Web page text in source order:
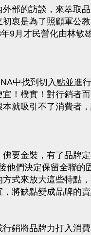
部的訪談，來萃取
衷是為了照顧軍公
9月才民營化由林敏
中找到切入點並進
！樸實！對行銷者
就吸引不了消費者
要金裝，有了品牌
他們決定保留全聯的
式來放大這些特點
將缺點變成品牌的賣
銷將品牌力打入消